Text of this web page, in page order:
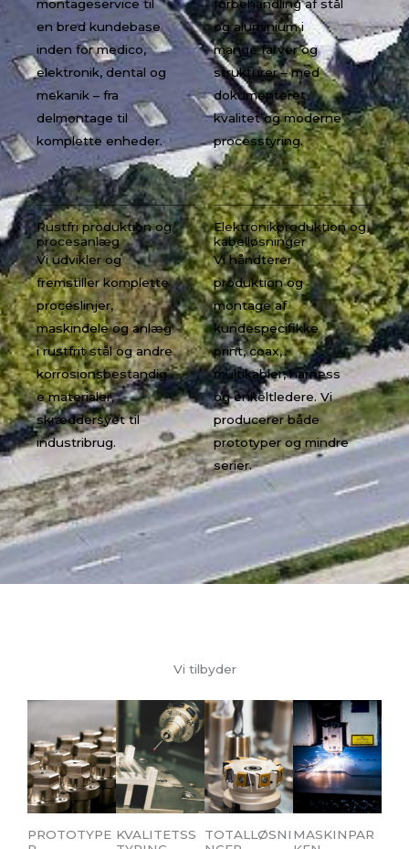
montageservice til
en bred kundebase
inden for medico,
elektronik, dental og
mekanik – fra
delmontage til
komplette enheder.
forbehandling af stål
og aluminium i
mange farver og
strukturer – med
dokumenteret
kvalitet og moderne
processtyring.
Rustfri produktion og
procesanlæg
Vi udvikler og
fremstiller komplette
proceslinjer,
maskindele og anlæg
i rustfrit stål og andre
korrosionsbestandig
e materialer,
skræddersyet til
industribrug.
Elektronikproduktion og
kabelløsninger
Vi håndterer
produktion og
montage af
kundespecifikke
print, coax,
multikabler, harness
og enkeltledere. Vi
producerer både
prototyper og mindre
serier.
Vi tilbyder
PROTOTYPE KVALITETSS
TOTALLØSNI MASKINPAR